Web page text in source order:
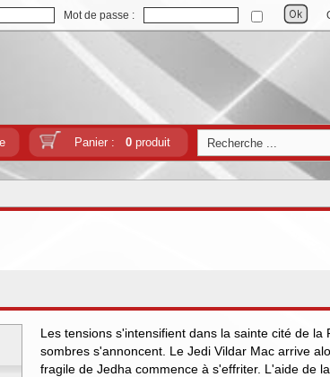
Mot de passe :
Panier : 0produit
Les tensions s'intensifient dans la sainte cité de la
sombres s'annoncent. Le Jedi Vildar Mac arrive
fragile de Jedha commence à s'effriter. L'aide de